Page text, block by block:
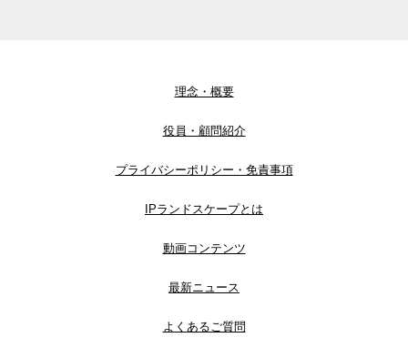
理念・概要
役員・顧問紹介
プライバシーポリシー・免責事項
IPランドスケープとは
動画コンテンツ
最新ニュース
よくあるご質問